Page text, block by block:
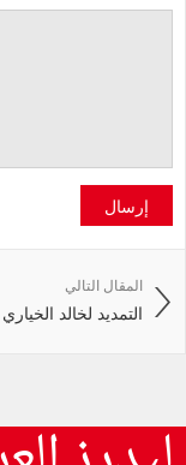
إرسال
المقال التالي
التمديد لخالد